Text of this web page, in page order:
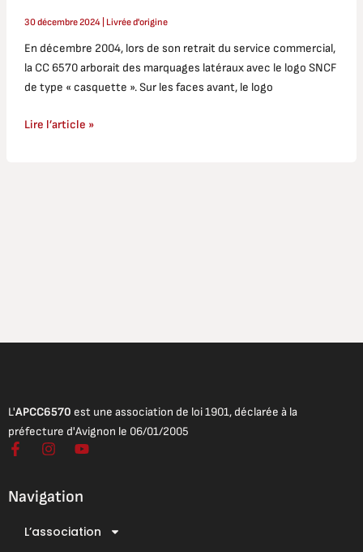
30 décembre 2024 Livrée d'origine
En décembre 2004, lors de son retrait du service commercial,
la CC 6570 arborait des marquages latéraux avec le logo SNCF
de type « casquette ». Sur les faces avant, le logo
Lire l’article »
L'APCC6570 est une association de loi 1901, déclarée à la
préfecture d'Avignon le 06/01/2005
F
a
e
b
I
t
a
r
Y
t
u
e
Navigation
L’association
Mentions légales